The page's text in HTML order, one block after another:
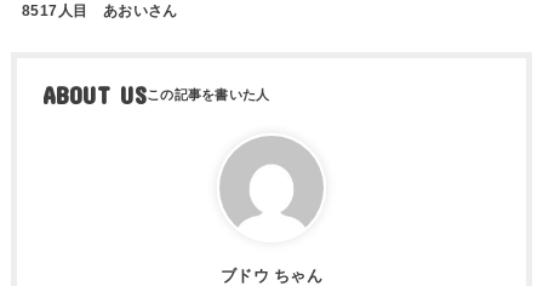
8517人目 あおいさん
ABOUT US
ブドウ ちゃん